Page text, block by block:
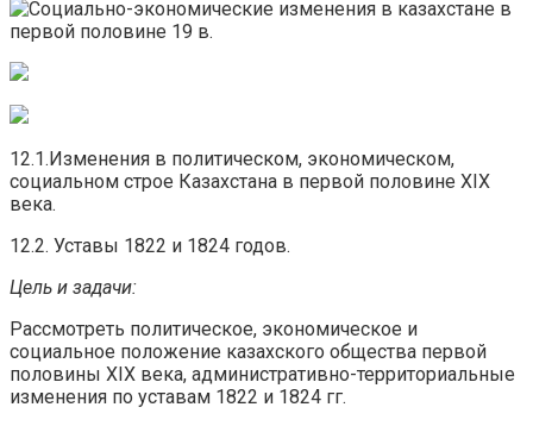
12.1.Изменения в политическом, экономическом,
социальном строе Казахстана в первой половине XIX
века.
12.2. Уставы 1822 и 1824 годов.
Цель и задачи:
Рассмотреть политическое, экономическое и
социальное положение казахского общества первой
половины XIX века, административно-территориальные
изменения по уставам 1822 и 1824 гг.